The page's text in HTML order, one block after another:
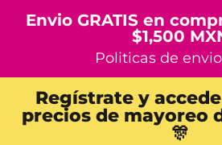
Envio GRATIS en
$1,500
Politicas de
Regístrate y
precios de mayoreo
🎊